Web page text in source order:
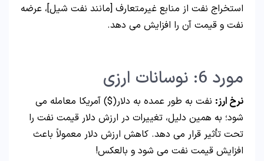
استخراج نفت از منابع غیرمتعارف [مانند نفت شیل]، عرضه
نفت و قیمت آن را افزایش می دهد.
مورد 6: نوسانات ارزی
نرخ ارز: نفت به طور عمده به دلار($) آمریکا معامله می
شود؛ به همین دلیل، تغییرات در ارزش دلار قیمت نفت را
تحت تأثیر قرار می دهد. کاهش ارزش دلار معمولاً باعث
افزایش قیمت نفت می شود و بالعکس!